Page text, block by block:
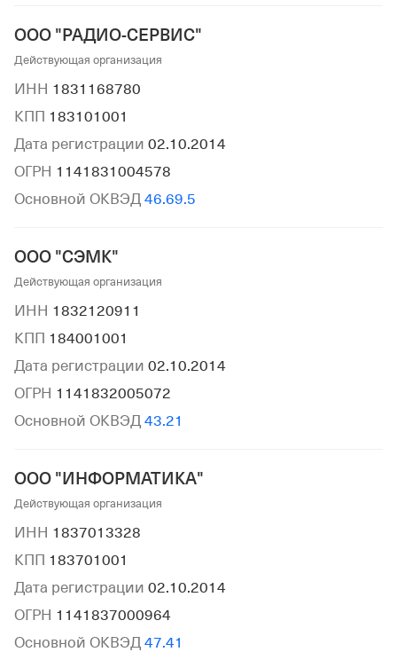
ООО "РАДИО-СЕРВИС"
Действующая организация
ИНН 1831168780
КПП 183101001
Дата регистрации 02.10.2014
ОГРН 1141831004578
Основной ОКВЭД 46.69.5
ООО "СЭМК"
Действующая организация
ИНН 1832120911
КПП 184001001
Дата регистрации 02.10.2014
ОГРН 1141832005072
Основной ОКВЭД 43.21
ООО "ИНФОРМАТИКА"
Действующая организация
ИНН 1837013328
КПП 183701001
Дата регистрации 02.10.2014
ОГРН 1141837000964
Основной ОКВЭД 47.41